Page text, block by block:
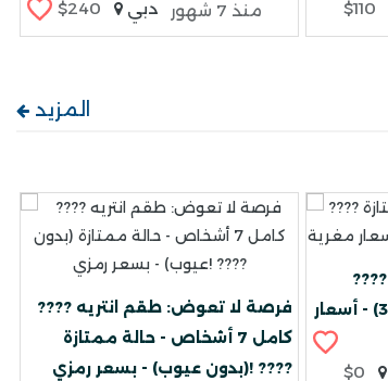
$240 دبي منذ 7 شهور $110
المزيد
???? فرصة لا تعوض: طقم انتريه
كامل 7 أشخاص - حالة ممتازة
(بدون عيوب) - بسعر رمزي! ????
???? تصفية أثاث منزلي بحالة
ممتازة - الشارقة (المجاز 3) - أسعار
$0